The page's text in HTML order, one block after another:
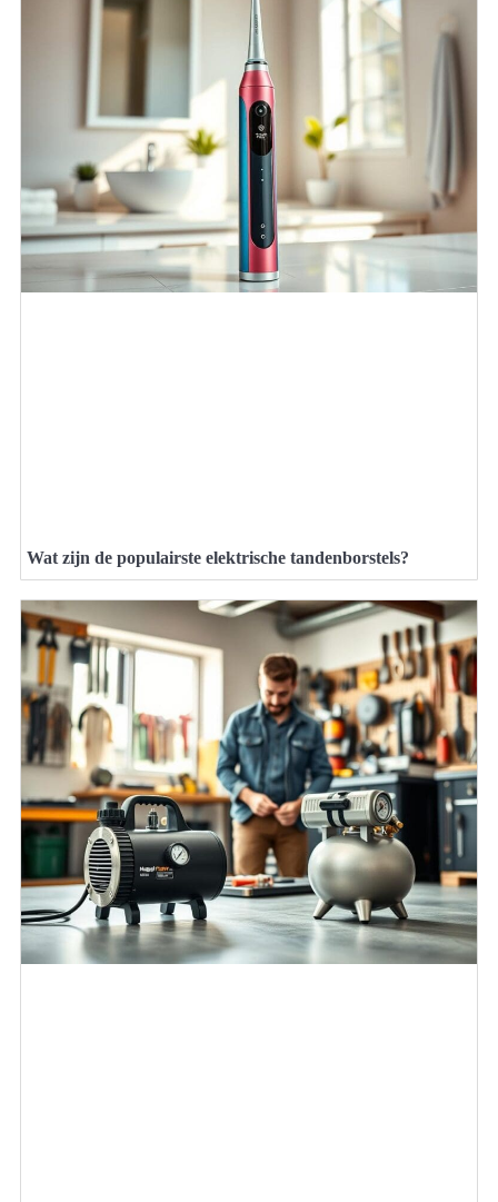
Wat zijn de populairste elektrische tandenborstels?